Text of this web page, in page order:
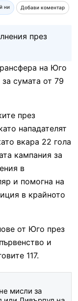
ни Добави коментар
през
на Юго
сумата от 79
през
нападателят
вкара 22 гола
кампания за
в
и помогна на
в крайното
от Юго през
и
117.
мисли за